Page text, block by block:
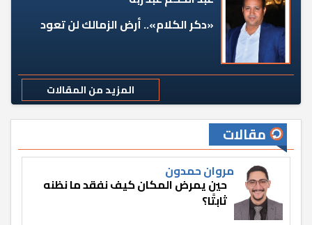
«دكر الكلام».. أرض الزمالك لن تعود
المزيد من المقالات
مقالات
مروان حمدون
حين يمرض المكان كيف نفقد ما نظنه
ثابتًا؟